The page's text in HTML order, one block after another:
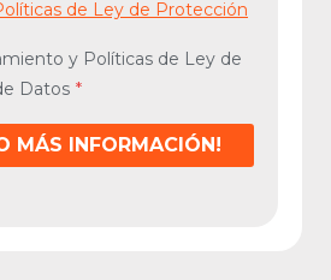
de Ley de Protección
y Políticas de Ley de
Datos *
MÁS INFORMACIÓN!